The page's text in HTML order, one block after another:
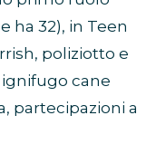
ha 32), in Teen
poliziotto e
cane
partecipazioni a